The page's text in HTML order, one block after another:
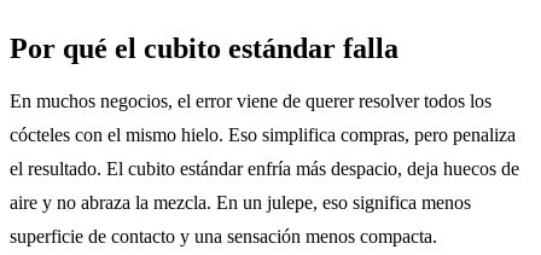
Por qué el cubito estándar falla
En muchos negocios, el error viene de querer resolver todos los
cócteles con el mismo hielo. Eso simplifica compras, pero penaliza
el resultado. El cubito estándar enfría más despacio, deja huecos de
aire y no abraza la mezcla. En un julepe, eso significa menos
superficie de contacto y una sensación menos compacta.